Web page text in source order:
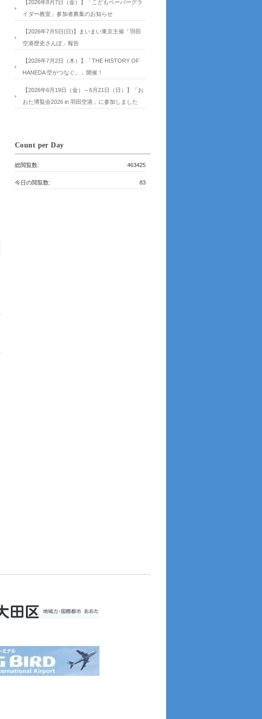
【2026年8月7日（金）】「こどもペーパーグラ
イダー教室」参加者募集のお知らせ
【2026年7月5日(日)】まいまい東京主催「羽田
空港歴史さんぽ」報告
【2026年7月2日（木）】「THE HISTORY OF
HANEDA 空がつなぐ。」開催！
【2026年6月19日（金）～6月21日（日）】「お
おた博覧会2026 in 羽田空港」に参加しました
Count per Day
463425
総閲覧数:
83
今日の閲覧数: